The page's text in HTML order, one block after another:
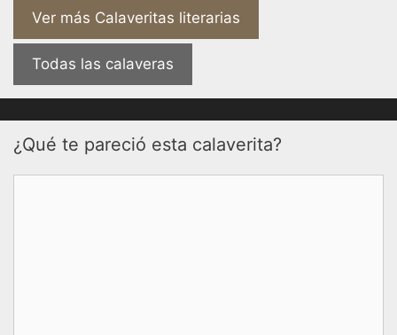
Ver más Calaveritas literarias
Todas las calaveras
¿Qué te pareció esta calaverita?